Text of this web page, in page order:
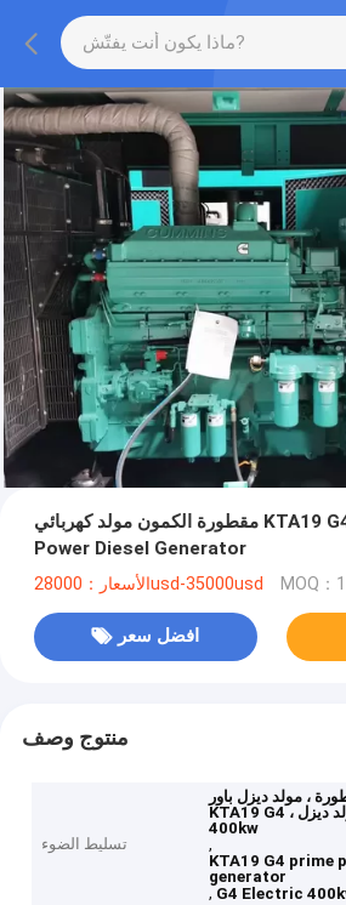
مقطورة الكمون مولد كهربائي KTA19 G4 400kw Prime
Power Diesel Generator
الأسعار：28000usd-35000usd
افضل سعر
منتوج وصف
تسليط الضوء
، مولد ديزل باور
KTA19 G4 ، مولد ديزل G4 Electric
400kw
,
KTA19 G4 prime
generator
, G4 Electric